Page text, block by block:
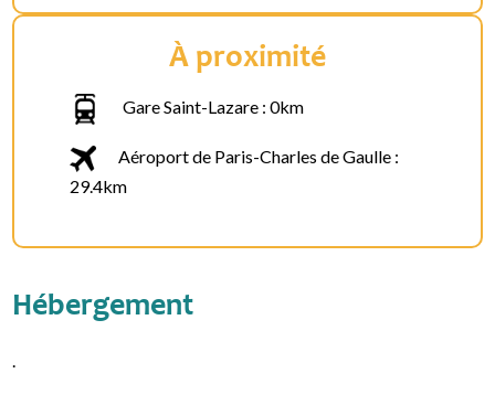
À proximité
Gare Saint-Lazare : 0km
Aéroport de Paris-Charles de Gaulle :
29.4km
Hébergement